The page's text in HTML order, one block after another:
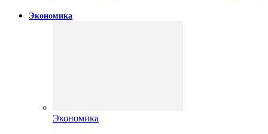
Экономика
Экономика